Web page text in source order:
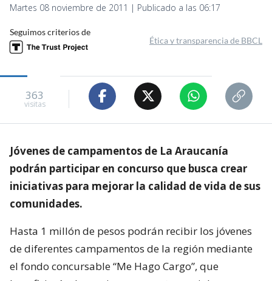
Martes 08 noviembre de 2011 | Publicado a las 06:17
Seguimos criterios de
Ética y transparencia de BBCL
363
visitas
Jóvenes de campamentos de La Araucanía
podrán participar en concurso que busca crear
iniciativas para mejorar la calidad de vida de sus
comunidades.
Hasta 1 millón de pesos podrán recibir los jóvenes
de diferentes campamentos de la región mediante
el fondo concursable “Me Hago Cargo”, que